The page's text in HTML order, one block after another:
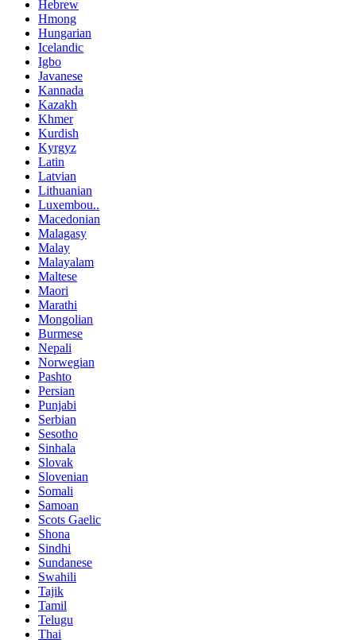
Hebrew
Hmong
Hungarian
Icelandic
Igbo
Javanese
Kannada
Kazakh
Khmer
Kurdish
Kyrgyz
Latin
Latvian
Lithuanian
Luxembou..
Macedonian
Malagasy
Malay
Malayalam
Maltese
Maori
Marathi
Mongolian
Burmese
Nepali
Norwegian
Pashto
Persian
Punjabi
Serbian
Sesotho
Sinhala
Slovak
Slovenian
Somali
Samoan
Scots Gaelic
Shona
Sindhi
Sundanese
Swahili
Tajik
Tamil
Telugu
Thai